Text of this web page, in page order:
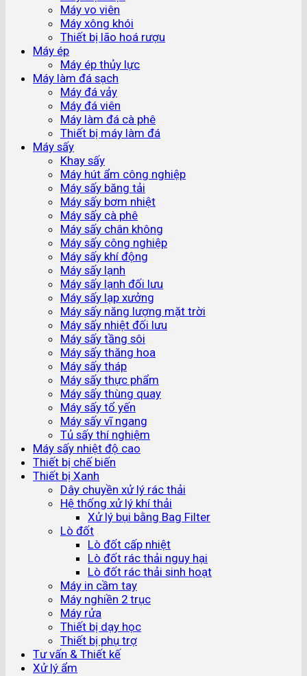
Máy vo viên
Máy xông khói
Thiết bị lão hoá rượu
Máy ép
Máy ép thủy lực
Máy làm đá sạch
Máy đá vảy
Máy đá viên
Máy làm đá cà phê
Thiết bị máy làm đá
Máy sấy
Khay sấy
Máy hút ẩm công nghiệp
Máy sấy băng tải
Máy sấy bơm nhiệt
Máy sấy cà phê
Máy sấy chân không
Máy sấy công nghiệp
Máy sấy khí động
Máy sấy lạnh
Máy sấy lạnh đối lưu
Máy sấy lạp xưởng
Máy sấy năng lượng mặt trời
Máy sấy nhiệt đối lưu
Máy sấy tầng sôi
Máy sấy thăng hoa
Máy sấy tháp
Máy sấy thực phẩm
Máy sấy thùng quay
Máy sấy tổ yến
Máy sấy vĩ ngang
Tủ sấy thí nghiệm
Máy sấy nhiệt độ cao
Thiết bị chế biến
Thiết bị Xanh
Dây chuyền xử lý rác thải
Hệ thống xử lý khí thải
Xử lý bụi bằng Bag Filter
Lò đốt
Lò đốt cấp nhiệt
Lò đốt rác thải nguy hại
Lò đốt rác thải sinh hoạt
Máy in cầm tay
Máy nghiền 2 trục
Máy rửa
Thiết bị dạy học
Thiết bị phụ trợ
Tư vấn & Thiết kế
Xử lý ẩm